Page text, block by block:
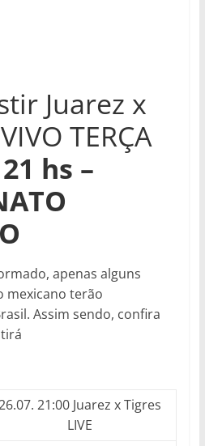
Juarez x
TERÇA
hs –
apenas alguns
mexicano terão
Assim sendo, confira
21:00 Juarez x Tigres
LIVE